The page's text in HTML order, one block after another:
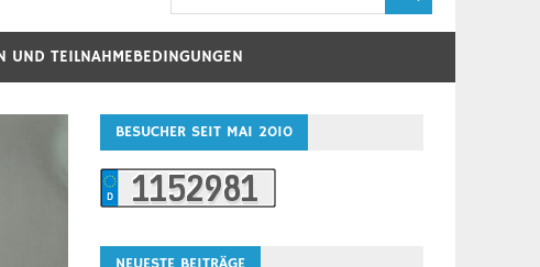
UND TEILNAHMEBEDINGUNGEN
BESUCHER SEIT MAI 2010